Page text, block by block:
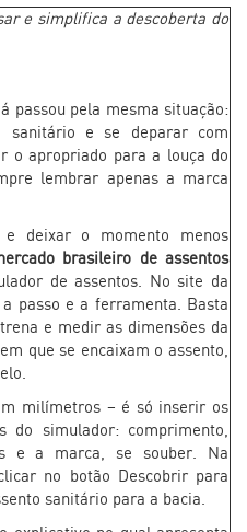
e simplifica a descoberta do
passou pela mesma situação:
sanitário e se deparar com
o apropriado para a louça do
lembrar apenas a marca
deixar o momento menos
brasileiro de assentos
de assentos. No site da
passo e a ferramenta. Basta
e medir as dimensões da
que se encaixam o assento,
milímetros – é só inserir os
do simulador: comprimento,
e a marca, se souber. Na
no botão Descobrir para
sanitário para a bacia.